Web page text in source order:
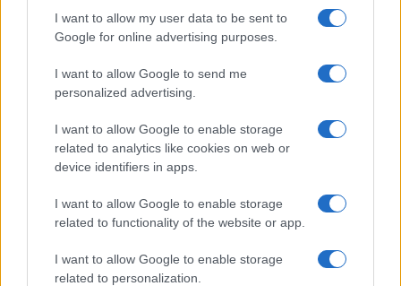
I want to allow my user data to be sent to
Google for online advertising purposes.
I want to allow Google to send me
personalized advertising.
I want to allow Google to enable storage
related to analytics like cookies on web or
device identifiers in apps.
I want to allow Google to enable storage
related to functionality of the website or app.
I want to allow Google to enable storage
related to personalization.
Στην Κατηγορία:ΕΙΔΗΣΕΙΣ
ΔΗΜΟΓΡΑΦΙΚΟ ΠΛΑΝΗΤΗΣ
ΔΙΑΒΑΣΤΕ ΑΚΟΜΑ